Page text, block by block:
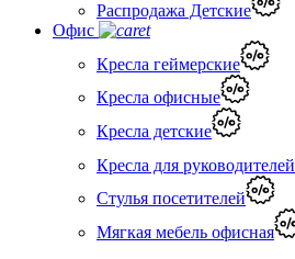
Распродажа Детские
Офис
Кресла геймерские
Кресла офисные
Кресла детские
Кресла для руководителей
Стулья посетителей
Мягкая мебель офисная